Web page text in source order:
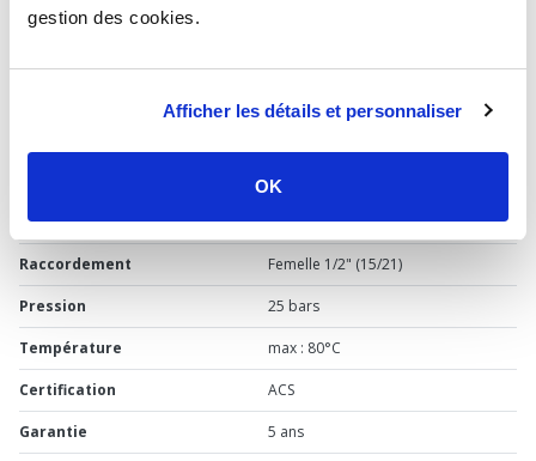
gestion des cookies.
Afficher les détails et personnaliser
OK
DÉTAILS TECHNIQUES
Type de produit
Réducteur de pression à
Pronorm
Matière Laiton
Raccordement Femelle 1/2" (15/21)
Pression 25 bars
Température max : 80°C
Certification ACS
Garantie 5 ans